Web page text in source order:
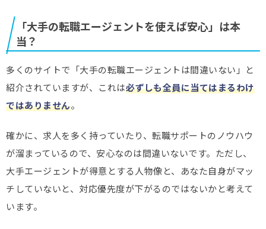
「大手の転職エージェントを使えば安心」は本
当？
多くのサイトで「大手の転職エージェントは間違いない」と
紹介されていますが、これは必ずしも全員に当てはまるわけ
ではありません。
確かに、求人を多く持っていたり、転職サポートのノウハウ
が溜まっているので、安心なのは間違いないです。ただし、
大手エージェントが得意とする人物像と、あなた自身がマッ
チしていないと、対応優先度が下がるのではないかと考えて
います。